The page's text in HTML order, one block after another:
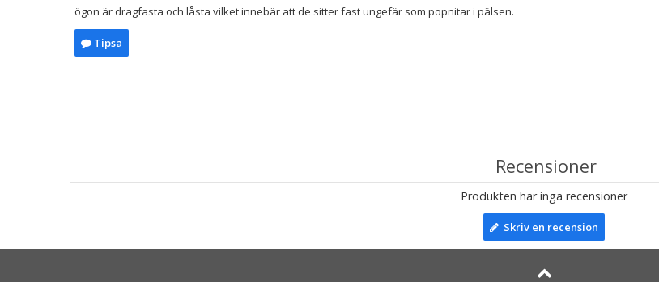
ögon är dragfasta och låsta vilket innebär att de sitter fast ungefär som popnitar i pälsen.
Tipsa
Recensioner
Produkten har inga recensioner
Skriv en recension